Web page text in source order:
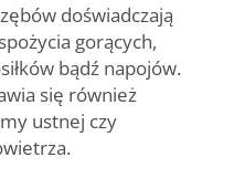
doświadczają
gorących,
bądź napojów.
się również
ustnej czy